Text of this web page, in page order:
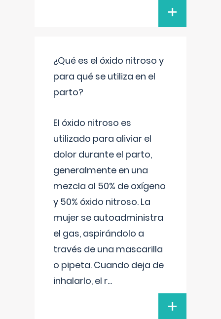
+
¿Qué es el óxido nitroso y
para qué se utiliza en el
parto?
El óxido nitroso es
utilizado para aliviar el
dolor durante el parto,
generalmente en una
mezcla al 50% de oxígeno
y 50% óxido nitroso. La
mujer se autoadministra
el gas, aspirándolo a
través de una mascarilla
o pipeta. Cuando deja de
inhalarlo, el r...
+